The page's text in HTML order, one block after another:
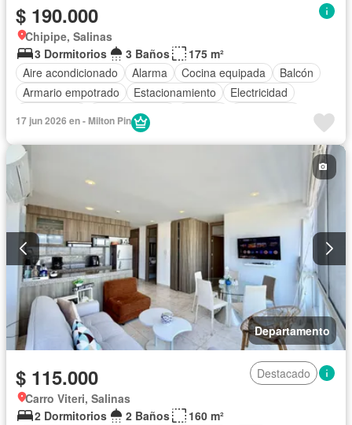
$ 190.000
Chipipe, Salinas
3 Dormitorios
3 Baños
175 m²
Aire acondicionado
Alarma Cocina equipada
Balcón
Armario empotrado
Estacionamiento
Electricidad
Cocina integral
Vista panorámica
Cuarto de servicio
Acceso para personas con discapacidad
17 jun 2026 en - Milton Pin
Departamento
$ 115.000
Destacado
Carro Viteri, Salinas
2 Dormitorios
2 Baños
160 m²